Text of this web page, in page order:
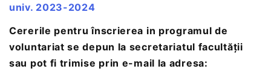
univ. 2023-2024
Cererile pentru înscrierea in programul de
voluntariat se depun la secretariatul facultății
sau pot fi trimise prin e-mail la adresa: